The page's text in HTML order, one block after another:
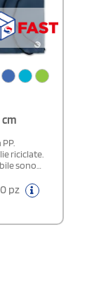
cm
riciclate.
sono
pz